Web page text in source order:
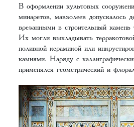
В оформлении культовых
минаретов, мавзолеев допускалось
врезанными в строительный камень
Их могли выкладывать
поливной керамикой или
камнями. Наряду с
применялся геометрический и